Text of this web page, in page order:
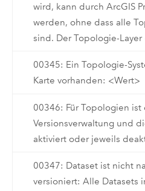
wird, kann durch ArcGIS
werden, ohne dass alle
sind. Der Topologie-
00345: Ein Topologie-
Karte vorhanden: <Wert>
00346: Für Topologien
Versionsverwaltung und
aktiviert oder jeweils
00347: Dataset ist nicht
versioniert: Alle Datasets